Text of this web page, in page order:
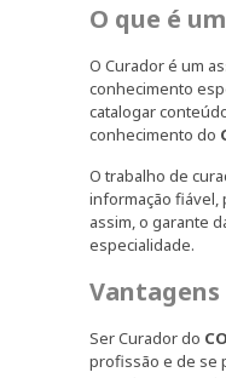
O que é
O Curador é um
conhecimento
catalogar
conhecimento do
O trabalho de
informação fiável,
assim, o garante
especialidade.
Ser Curador do
profissão e de se